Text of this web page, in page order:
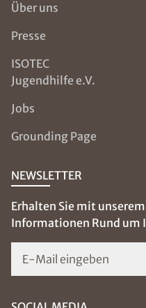
Über uns
Presse
ISOTEC
Jugendhilfe e.V.
Jobs
Grounding Page
NEWSLETTER
Erhalten Sie mit
Informationen Rund um
E-Mail eingeben